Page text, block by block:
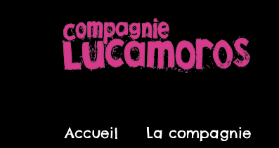
Accueil La compagnie